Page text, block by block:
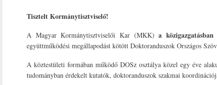
Tisztelt Kormánytisztviselő!
A Magyar Kormánytisztviselői Kar (MKK)a
együttműködési megállapodást kötött Doktoranduszok Országos
A köztestületi formában működő DOSz osztálya közel egy éve
tudományban érdekelt kutatók, doktoranduszok szakmai